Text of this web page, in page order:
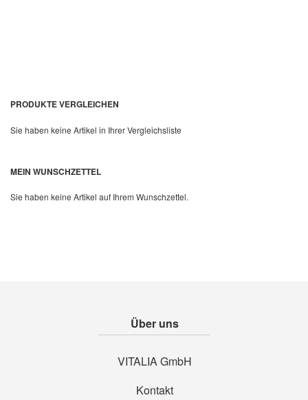
Quickview
PRODUKTE VERGLEICHEN
Sie haben keine Artikel in Ihrer Vergleichsliste
MEIN WUNSCHZETTEL
Sie haben keine Artikel auf Ihrem Wunschzettel.
Über uns
VITALIA GmbH
Kontakt